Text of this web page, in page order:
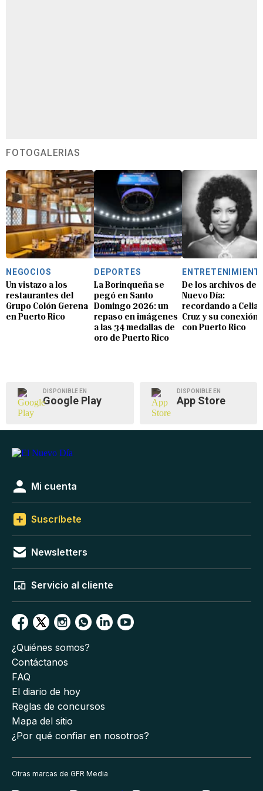
FOTOGALERÍAS
NEGOCIOS
Un vistazo a los
restaurantes del
Grupo Colón Gerena
en Puerto Rico
DEPORTES
La Borinqueña se
pegó en Santo
Domingo 2026: un
repaso en imágenes
a las 34 medallas de
oro de Puerto Rico
De los archivos de
Nuevo Día:
recordando a Celia
Cruz y su conexión
con Puerto Rico
DISPONIBLE EN
Google Play
DISPONIBLE EN
App Store
Mi cuenta
Suscríbete
Newsletters
Servicio al cliente
¿Quiénes somos?
Contáctanos
FAQ
El diario de hoy
Reglas de concursos
Mapa del sitio
¿Por qué confiar en nosotros?
Otras marcas de GFR Media